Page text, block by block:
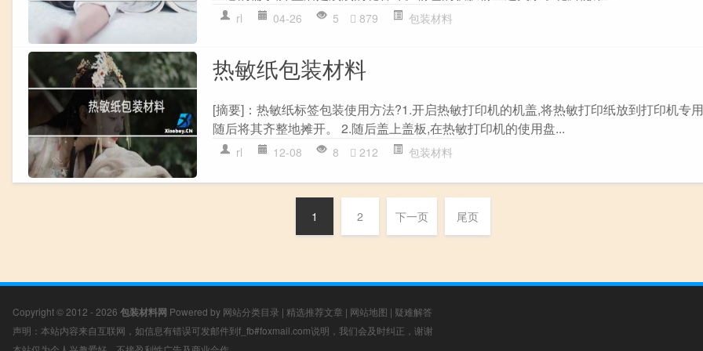
rl 04-26 5 879 包装材料
热敏纸包装材料
[摘要]：热敏纸标签包装使用方法?1.开启热敏打印机的机盖,将热敏打印纸放到打印机专
随后将其齐整地摊开。 2.随后盖上盖板,在热敏打印机的使用盘...
rl 12-08 8 212 包装材料
1 2 下一页 尾页
Copyright © 2012 - 2026 包装材料网 Powered by 网站分类目录 | 精选推荐文章 | 网站地图 | 疑难解答
声明：本站内容来自互联网，如信息有错误可发邮件到f_fb#foxmail.com说明，我们会及时纠正，谢谢